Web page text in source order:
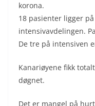
korona.
18 pasienter ligger
intensivavdelingen.
De tre på intensiven
Kanariøyene fikk
døgnet.
Det er mangel på